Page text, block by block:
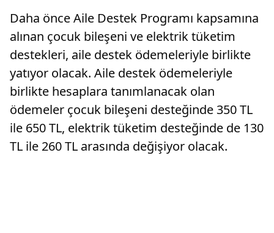
Daha önce Aile Destek Programı kapsamına
alınan çocuk bileşeni ve elektrik tüketim
destekleri, aile destek ödemeleriyle birlikte
yatıyor olacak. Aile destek ödemeleriyle
birlikte hesaplara tanımlanacak olan
ödemeler çocuk bileşeni desteğinde 350 TL
ile 650 TL, elektrik tüketim desteğinde de 130
TL ile 260 TL arasında değişiyor olacak.